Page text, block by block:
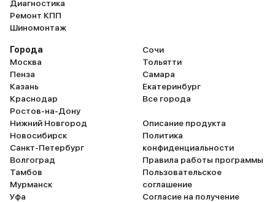
Диагностика
Ремонт КПП
Шиномонтаж
Города
Москва
Пенза
Казань
Краснодар
Ростов-на-Дону
Нижний Новгород
Новосибирск
Санкт-Петербург
Волгоград
Тамбов
Мурманск
Уфа
Сочи
Тольятти
Самара
Екатеринбург
Все города
Описание продукта
Политика
конфиденциальности
Правила работы программы
Пользовательское
соглашение
Согласие на получение